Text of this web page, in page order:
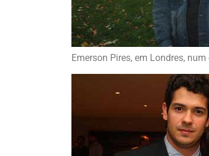
Emerson Pires, em Londres,